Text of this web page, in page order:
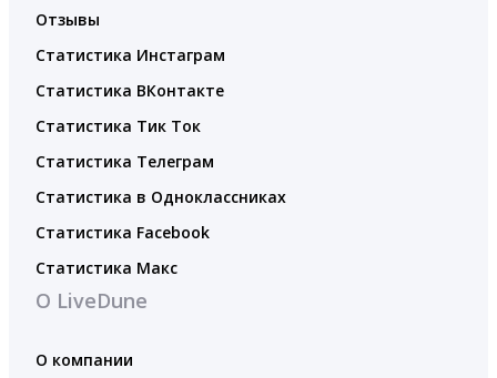
Отзывы
Статистика Инстаграм
Статистика ВКонтакте
Статистика Тик Ток
Статистика Телеграм
Статистика в Одноклассниках
Статистика Facebook
Статистика Макс
О LiveDune
О компании